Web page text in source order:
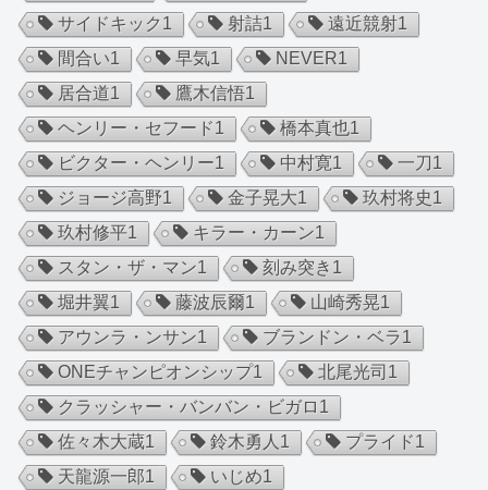
サイドキック1 射詰1 遠近競射1
間合い1 早気1 NEVER1
居合道1 鷹木信悟1
ヘンリー・セフード1 橋本真也1
ビクター・ヘンリー1 中村寛1 一刀1
ジョージ高野1 金子晃大1 玖村将史1
玖村修平1 キラー・カーン1
スタン・ザ・マン1 刻み突き 1
堀井翼1 藤波辰爾1 山崎秀晃1
アウンラ・ンサン1 ブランドン・ベラ1
ONEチャンピオンシップ1 北尾光司 1
クラッシャー・バンバン・ビガロ 1
佐々木大蔵1 鈴木勇人 1 プライド1
天龍源一郎1 いじめ1